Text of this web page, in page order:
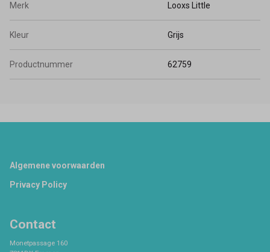
Merk Looxs Little
Kleur Grijs
Productnummer 62759
Footer
Algemene voorwaarden
Privacy Policy
Contact
Monetpassage 160